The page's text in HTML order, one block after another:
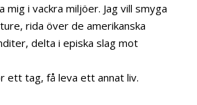
i vackra miljöer. Jag vill smyga
rida över de amerikanska
delta i episka slag mot
ett tag, få leva ett annat liv.